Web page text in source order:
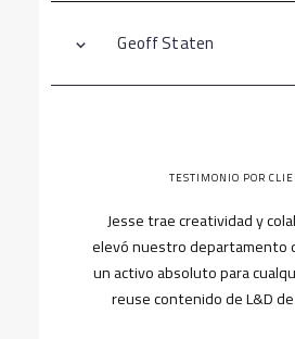
Geoff Staten
TESTIMONIO POR
Jesse trae creatividad y
elevó nuestro departamento
un activo absoluto para
reuse contenido de L&D